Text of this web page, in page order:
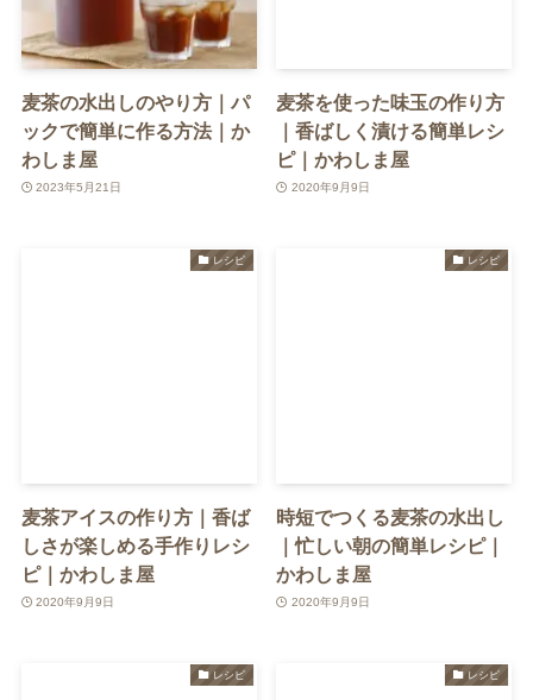
麦茶の水出しのやり方｜パ
ックで簡単に作る方法｜か
わしま屋
2023年5月21日
麦茶を使った味玉の作り方
｜香ばしく漬ける簡単レシ
ピ｜かわしま屋
2020年9月9日
レシピ
麦茶アイスの作り方｜香ば
しさが楽しめる手作りレシ
ピ｜かわしま屋
2020年9月9日
レシピ
時短でつくる麦茶の水出し
｜忙しい朝の簡単レシピ｜
かわしま屋
2020年9月9日
レシピ レシピ